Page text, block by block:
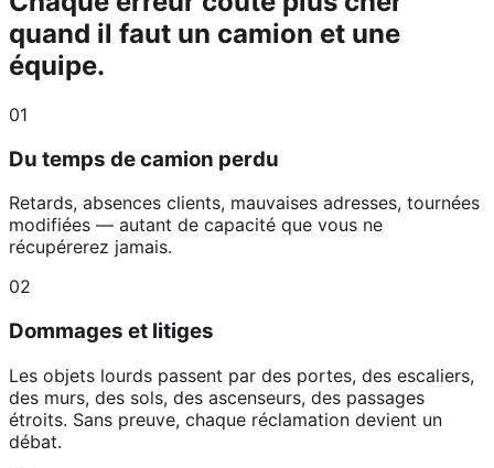
quand il faut un camion et une
équipe.
01
Du temps de camion perdu
Retards, absences clients, mauvaises adresses, tournées
modifiées — autant de capacité que vous ne
récupérerez jamais.
02
Dommages et litiges
Les objets lourds passent par des portes, des escaliers,
des murs, des sols, des ascenseurs, des passages
étroits. Sans preuve, chaque réclamation devient un
débat.